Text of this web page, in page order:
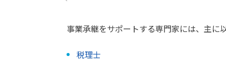
事業承継をサポートする専門家には、主に
税理士